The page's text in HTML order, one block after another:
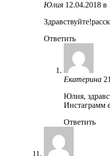
Юлия 12.04.2018 в
Ответить
Екатерина
Юлия,
Инстаграмм
Ответить